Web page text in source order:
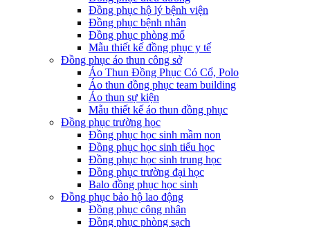
Đồng phục hộ lý bệnh viện
Đồng phục bệnh nhân
Đồng phục phòng mổ
Mẫu thiết kế đồng phục y tế
Đồng phục áo thun công sở
Áo Thun Đồng Phục Có Cổ, Polo
Áo thun đồng phục team building
Áo thun sự kiện
Mẫu thiết kế áo thun đồng phục
Đồng phục trường học
Đồng phục học sinh mầm non
Đồng phục học sinh tiểu học
Đồng phục học sinh trung học
Đồng phục trường đại học
Balo đồng phục học sinh
Đồng phục bảo hộ lao động
Đồng phục công nhân
Đồng phục phòng sạch